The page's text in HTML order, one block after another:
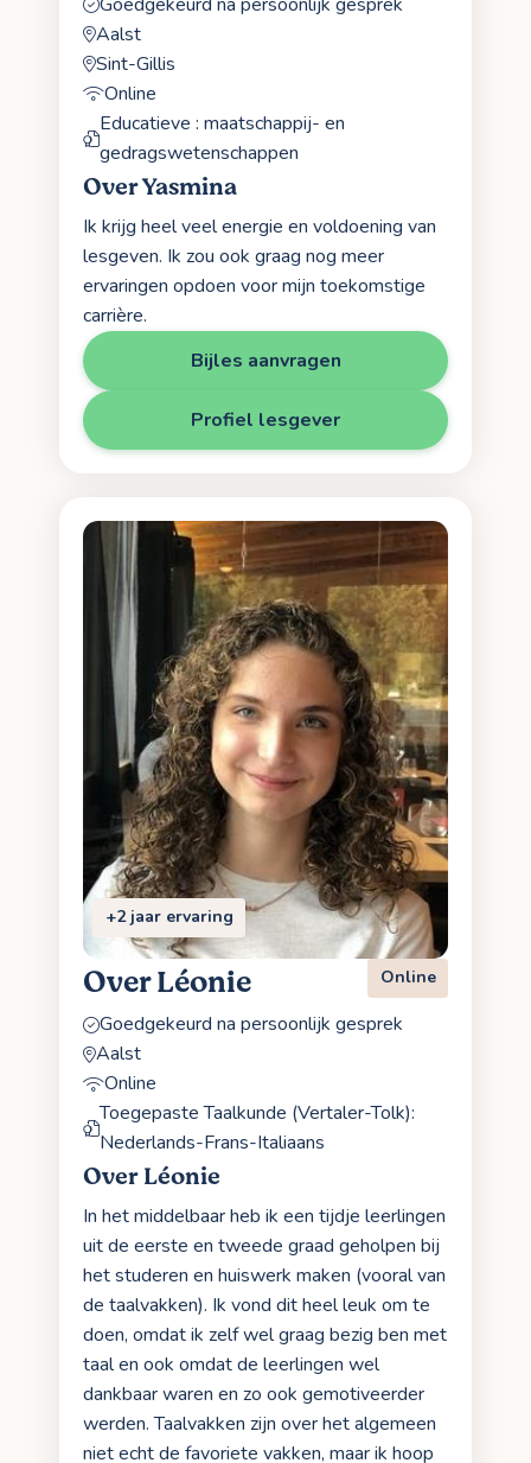
Aalst
Sint-Gillis
Online
Educatieve : maatschappij- en
gedragswetenschappen
Over Yasmina
Ik krijg heel veel energie en voldoening van
lesgeven. Ik zou ook graag nog meer
ervaringen opdoen voor mijn toekomstige
carrière.
Bijles aanvragen
Profiel lesgever
+2 jaar ervaring
Over Léonie Online
Goedgekeurd na persoonlijk gesprek
Aalst
Online
Toegepaste Taalkunde (Vertaler-Tolk):
Nederlands-Frans-Italiaans
Over Léonie
In het middelbaar heb ik een tijdje leerlingen
uit de eerste en tweede graad geholpen bij
het studeren en huiswerk maken (vooral van
de taalvakken). Ik vond dit heel leuk om te
doen, omdat ik zelf wel graag bezig ben met
taal en ook omdat de leerlingen wel
dankbaar waren en zo ook gemotiveerder
werden. Taalvakken zijn over het algemeen
niet echt de favoriete vakken, maar ik hoop